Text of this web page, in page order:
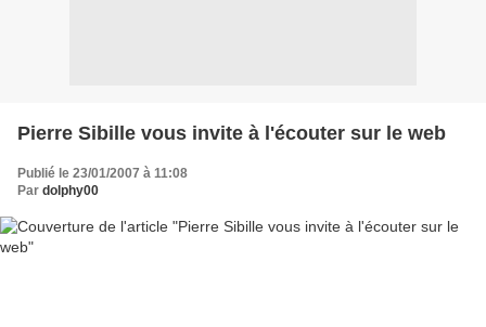
Pierre Sibille vous invite à l'écouter sur le web
Publié le 23/01/2007 à 11:08
Par dolphy00